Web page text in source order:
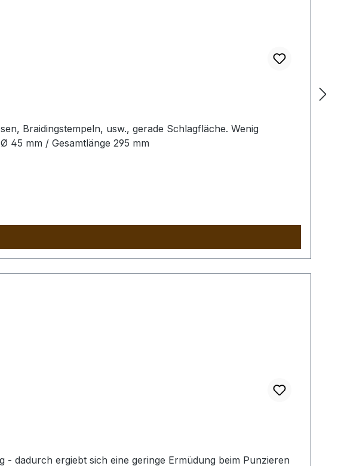
Braidingstempeln, usw., gerade Schlagfläche. Wenig
45 mm / Gesamtlänge 295 mm
dadurch ergiebt sich eine geringe Ermüdung beim Punzieren